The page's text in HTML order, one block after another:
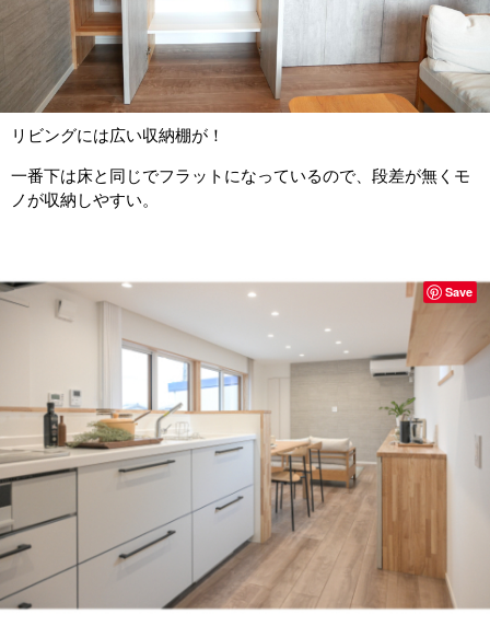
リビングには広い収納棚が！
一番下は床と同じでフラットになっているので、段差が無くモ
ノが収納しやすい。
Save